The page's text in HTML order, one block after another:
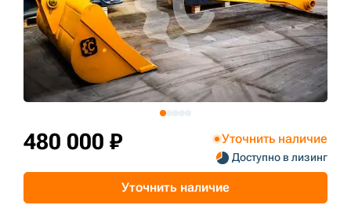
480 000 ₽ Уточнить наличие
Доступно в лизинг
Уточнить наличие